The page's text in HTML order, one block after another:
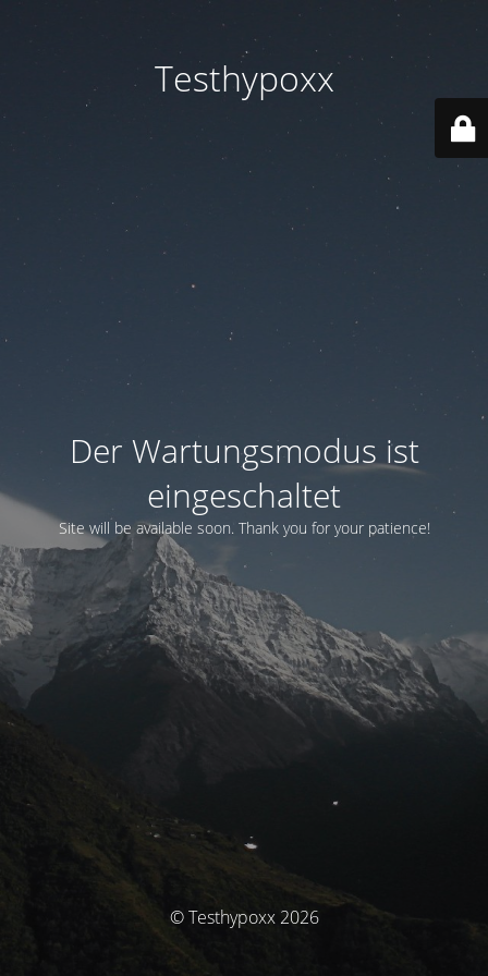
Testhypoxx
Der Wartungsmodus ist
eingeschaltet
Site will be available soon. Thank you for your patience!
© Testhypoxx 2026